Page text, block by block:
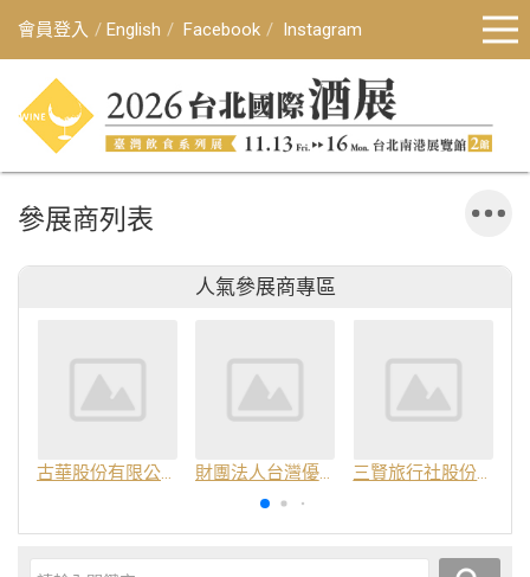
會員登入 English Facebook Instagram
參展商列表
人氣參展商專區
古華股份有限公司 財團法人台灣優良農產品發展協會 三賢旅行社股份有限公司